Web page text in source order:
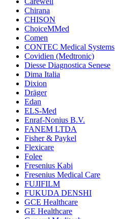
Chirana
CHISON
ChoiceMMed
Comen
CONTEC Medical Systems
Covidien (Medtronic)
Diesse Diagnostica Senese
Dima Italia
Dixion
Dräger
Edan
ELS-Med
Enraf-Nonius B.V.
FANEM LTDA
Fisher & Paykel
Flexicare
Folee
Fresenius Kabi
Fresenius Medical Care
FUJIFILM
FUKUDA DENSHI
GCE Healthcare
GE Healthcare